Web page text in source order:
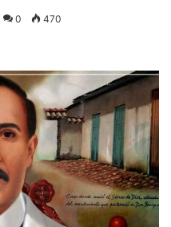
0 470